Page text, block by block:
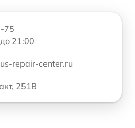
75
21:00
repair-center.ru
251В